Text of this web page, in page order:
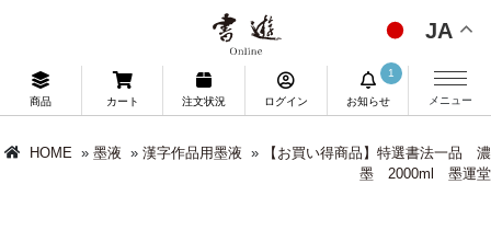
JA
商品 カート 注文状況 ログイン お知らせ
1
メニュー
HOME » 墨液 » 漢字作品用墨液 »
【お買い得商品】特選書法一品 濃
墨 2000ml 墨運堂